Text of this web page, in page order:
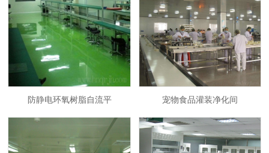
防静电环氧树脂自流平 宠物食品灌装净化间